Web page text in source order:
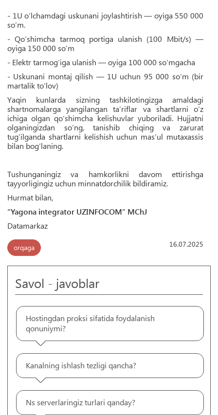
- 1U o‘lchamdagi uskunani joylashtirish — oyiga 550 000
so‘m.
- Qo‘shimcha tarmoq portiga ulanish (100 Mbit/s) —
oyiga 150 000 so‘m
- Elektr tarmog‘iga ulanish — oyiga 100 000 so‘mgacha
- Uskunani montaj qilish — 1U uchun 95 000 so‘m (bir
martalik to‘lov)
Yaqin kunlarda sizning tashkilotingizga amaldagi
shartnomalarga yangilangan ta’riflar va shartlarni o‘z
ichiga olgan qo‘shimcha kelishuvlar yuboriladi. Hujjatni
olganingizdan so‘ng, tanishib chiqing va zarurat
tug‘ilganda shartlarni kelishish uchun mas’ul mutaxassis
bilan bog‘laning.
Tushunganingiz va hamkorlikni davom ettirishga
tayyorligingiz uchun minnatdorchilik bildiramiz.
Hurmat bilan,
“Yagona integrator UZINFOCOM” MChJ
Datamarkaz
orqaga 16.07.2025
Savol - javoblar
Hostingdan proksi sifatida foydalanish
qonuniymi?
Kanalning ishlash tezligi qancha?
Ns serverlaringiz turlari qanday?